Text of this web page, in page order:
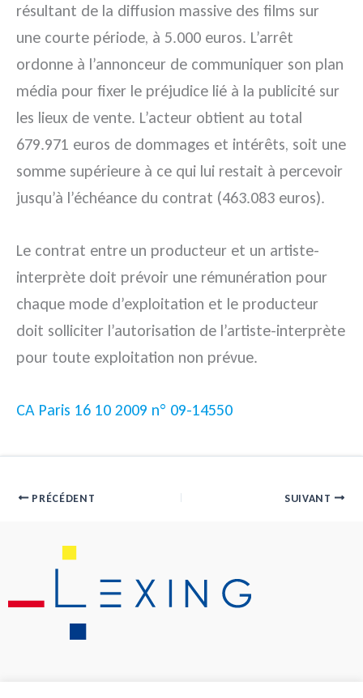
résultant de la diffusion massive des films sur
une courte période, à 5.000 euros. L’arrêt
ordonne à l’annonceur de communiquer son plan
média pour fixer le préjudice lié à la publicité sur
les lieux de vente. L’acteur obtient au total
679.971 euros de dommages et intérêts, soit une
somme supérieure à ce qui lui restait à percevoir
jusqu’à l’échéance du contrat (463.083 euros).
Le contrat entre un producteur et un artiste-
interprète doit prévoir une rémunération pour
chaque mode d’exploitation et le producteur
doit solliciter l’autorisation de l’artiste-interprète
pour toute exploitation non prévue.
CA Paris 16 10 2009 n° 09-14550
PRÉCÉDENT SUIVANT